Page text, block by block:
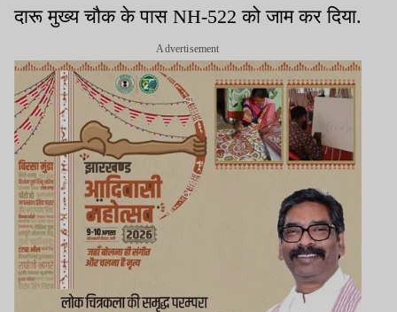
दारू मुख्य चौक के पास NH-522 को जाम कर दिया.
Advertisement